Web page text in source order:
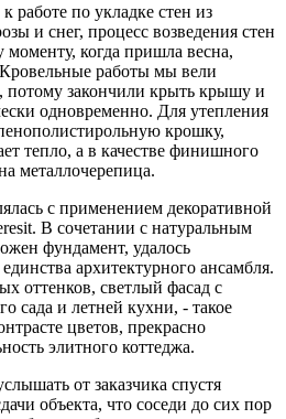
работе по укладке стен из
и снег, процесс возведения стен
моменту, когда пришла весна,
работы мы вели
потому закончили крыть крышу и
одновременно. Для утепления
крошку,
тепло, а в качестве финишного
металлочерепица.
с применением декоративной
В сочетании с натуральным
фундамент, удалось
архитектурного ансамбля.
оттенков, светлый фасад с
сада и летней кухни, - такое
цветов, прекрасно
элитного коттеджа.
от заказчика спустя
объекта, что соседи до сих пор